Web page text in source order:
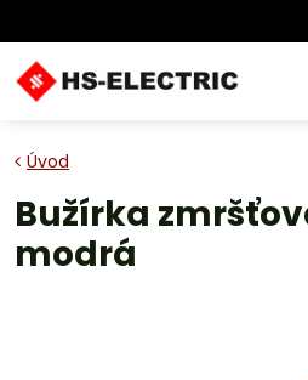
Úvod
Bužírka
modrá